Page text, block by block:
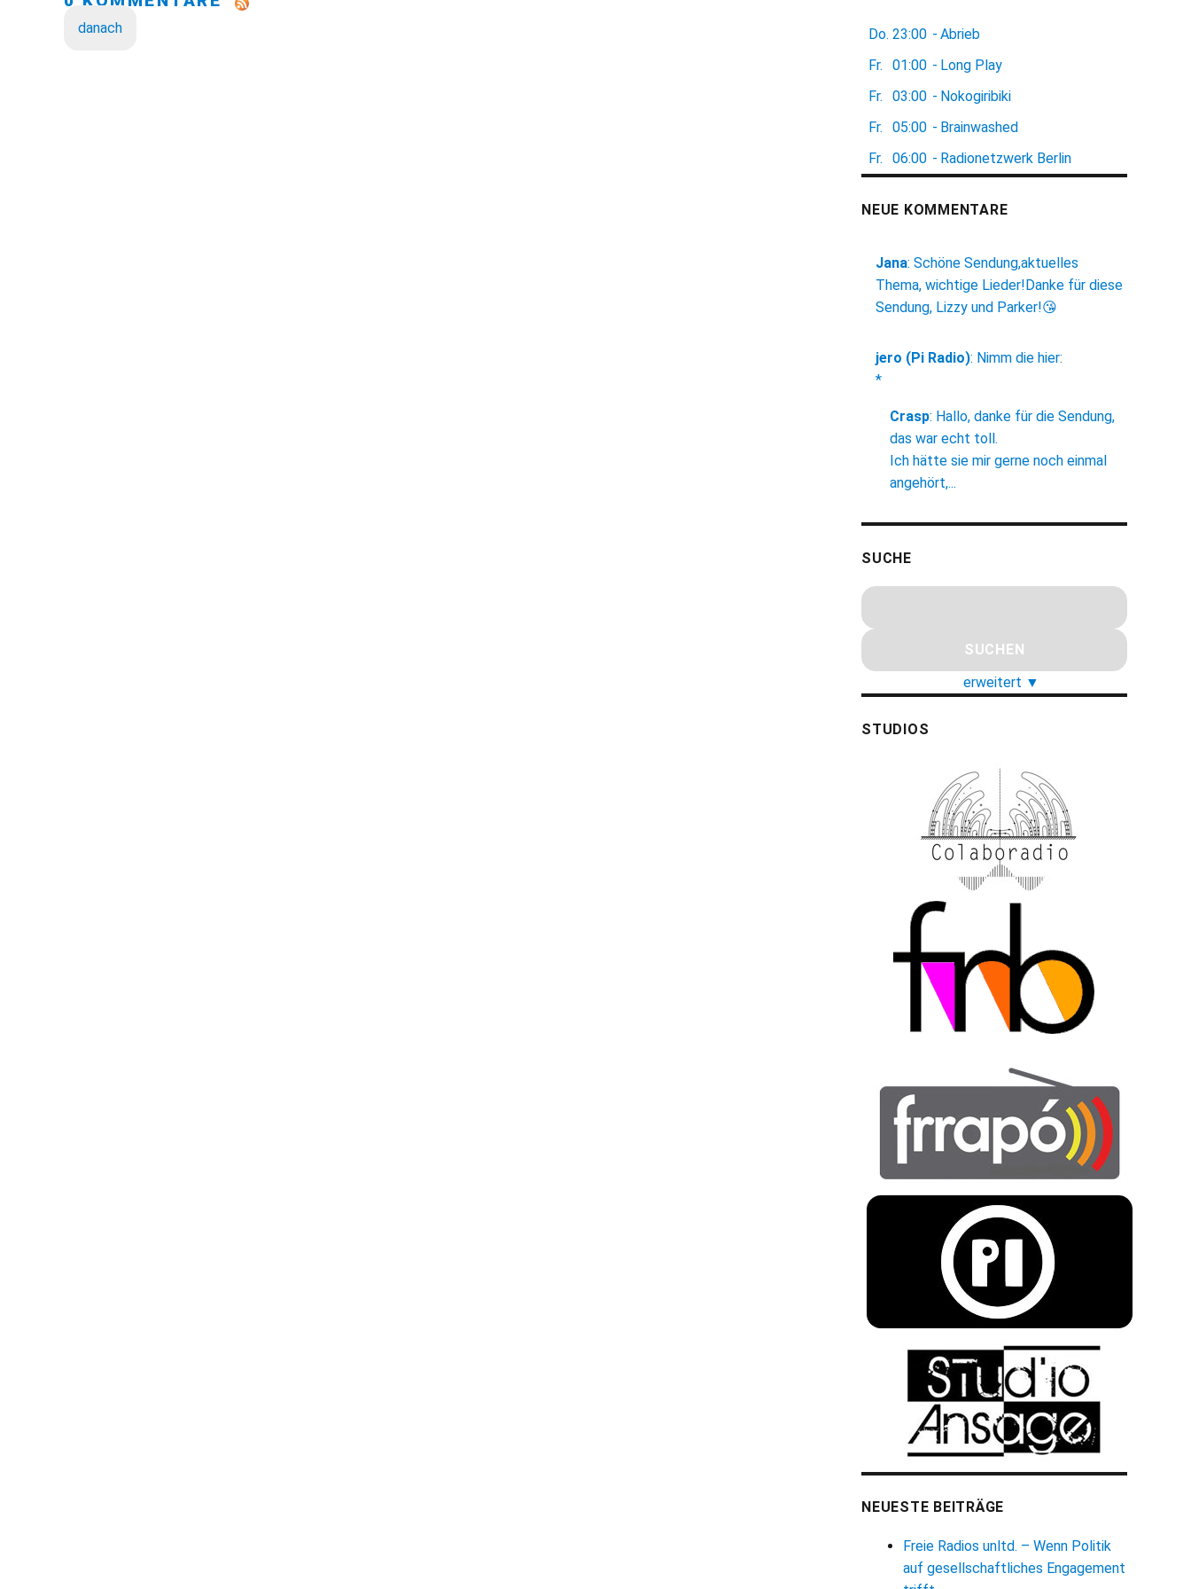
danach Do. 23:00 - Abrieb
Fr.
01:00 - Long Play
Fr.
03:00 - Nokogiribiki
Fr.
05:00 - Brainwashed
Fr.
06:00 - Radionetzwerk Berlin
NEUE KOMMENTARE
Jana: Schöne Sendung,aktuelles
Thema, wichtige Lieder!Danke für diese
Sendung, Lizzy und Parker!😘
jero (Pi Radio): Nimm die hier:
*
Crasp: Hallo, danke für die Sendung,
das war echt toll.
Ich hätte sie mir gerne noch einmal
angehört,...
SUCHE
erweitert ▼
STUDIOS
NEUESTE BEITRÄGE
Freie Radios unltd. – Wenn Politik
auf gesellschaftliches Engagement